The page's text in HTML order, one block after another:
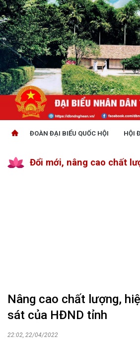
ĐOÀN ĐẠI BIỂU QUỐC HỘI HỘI
Đổi mới, nâng cao chất
Nâng cao chất lượng,
sát của HĐND tỉnh
22:02, 22/04/2022